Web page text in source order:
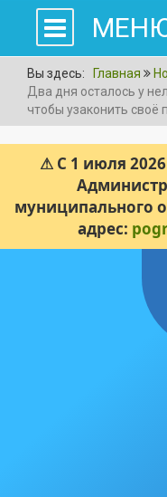
Вы здесь: Главная
Два дня осталось у
чтобы узаконить своё
⚠ С 1 июля
муниципального
адрес: